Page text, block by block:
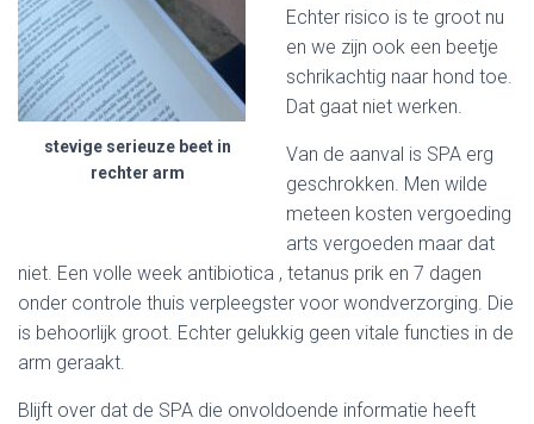
stevige serieuze beet in
rechter arm
Echter risico is te groot nu
en we zijn ook een beetje
schrikachtig naar hond toe.
Dat gaat niet werken.
Van de aanval is SPA erg
geschrokken. Men wilde
meteen kosten vergoeding
arts vergoeden maar dat
niet. Een volle week antibiotica , tetanus prik en 7 dagen
onder controle thuis verpleegster voor wondverzorging. Die
is behoorlijk groot. Echter gelukkig geen vitale functies in de
arm geraakt.
Blijft over dat de SPA die onvoldoende informatie heeft